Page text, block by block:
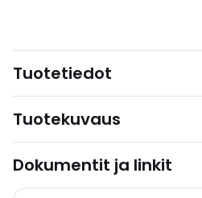
Tuotetiedot
Tuotekuvaus
Dokumentit ja linkit